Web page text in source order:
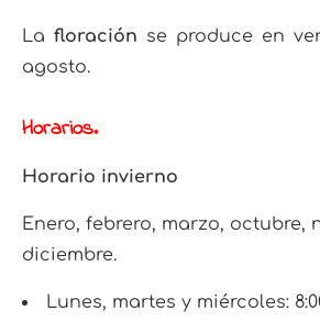
La floración se produce en
agosto.
Horarios.
Horario invierno
Enero, febrero, marzo, octubre,
diciembre.
Lunes, martes y miércoles: